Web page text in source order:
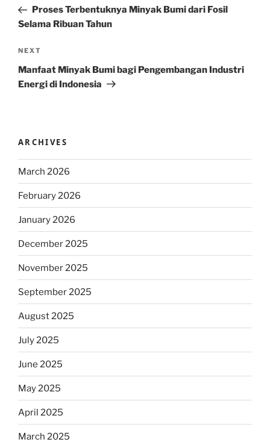
PostProses Terbentuknya Minyak Bumi dari Fosil
Selama Ribuan Tahun
Next
Post
NEXT
Manfaat Minyak Bumi bagi Pengembangan Industri
Energi di Indonesia
ARCHIVES
March 2026
February 2026
January 2026
December 2025
November 2025
September 2025
August 2025
July 2025
June 2025
May 2025
April 2025
March 2025